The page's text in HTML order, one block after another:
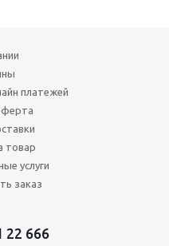
платежей
товар
услуги
заказ
22 666